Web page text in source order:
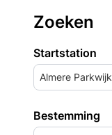
Zoeken
Startstation
Almere Parkwijk
Bestemming